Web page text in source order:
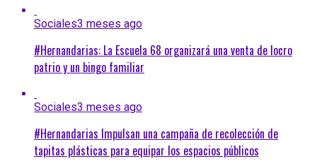
Sociales3 meses ago
#Hernandarias: La Escuela 68 organizará una venta de locro
patrio y un bingo familiar
Sociales3 meses ago
#Hernandarias Impulsan una campaña de recolección de
tapitas plásticas para equipar los espacios públicos